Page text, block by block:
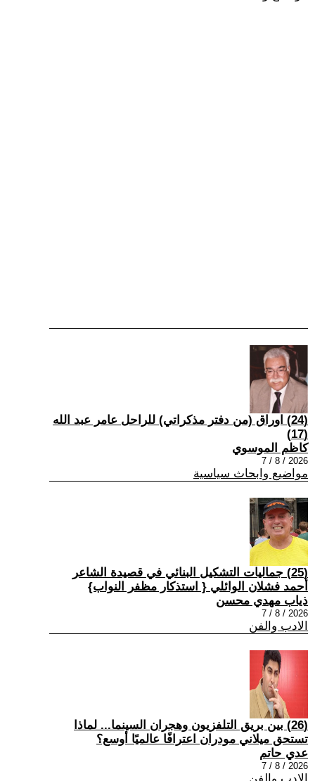
(24) اوراق (من دفتر مذكراتي) للراحل عامر عبد الله
(17)
كاظم الموسوي
2026 / 8 / 7
مواضيع وابحاث سياسية
(25) جماليات التشكيل البنائي في قصيدة الشاعر
أحمد فشلان الوائلي { استذكار مظفر النواب}
ذياب مهدي محسن
2026 / 8 / 7
الادب والفن
(26) بين بريق التلفزيون وهجران السينما... لماذا
تستحق ميلاني مودران اعترافًا عالميًا أوسع؟
عدي حاتم
2026 / 8 / 7